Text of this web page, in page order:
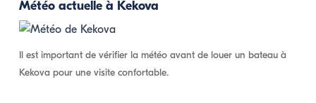
Météo actuelle à Kekova
Il est important de vérifier la météo avant de louer un bateau à
Kekova pour une visite confortable.